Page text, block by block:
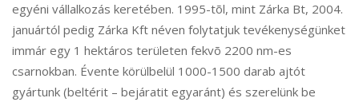
egyéni vállalkozás keretében. 1995-tõl, mint Zárka Bt, 2004.
januártól pedig Zárka Kft néven folytatjuk tevékenységünket
immár egy 1 hektáros területen fekvõ 2200 nm-es
csarnokban. Évente körülbelül 1000-1500 darab ajtót
gyártunk (beltérit – bejáratit egyaránt) és szerelünk be